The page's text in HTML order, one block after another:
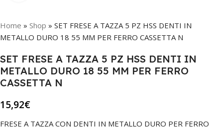
Home » Shop » SET FRESE A TAZZA 5 PZ HSS DENTI IN
METALLO DURO 18 55 MM PER FERRO CASSETTA N
SET FRESE A TAZZA 5 PZ HSS DENTI IN
METALLO DURO 18 55 MM PER FERRO
CASSETTA N
15,92€
FRESE A TAZZA CON DENTI IN METALLO DURO PER FERRO